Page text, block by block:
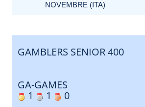
NOVEMBRE (ITA)
GAMBLERS SENIOR 400
GA-GAMES
1
1 0